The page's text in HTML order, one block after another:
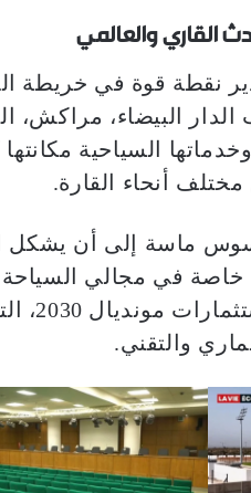
نقطة قوة في خريطة
الدار البيضاء،
السياحية
مختلف أنحاء القارة.
ماسة إلى أن يشكل
خاصة في مجالي
والتقني.